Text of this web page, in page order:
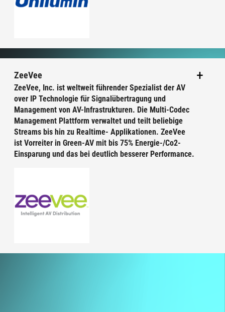
ZeeVee
ZeeVee, Inc. ist weltweit führender Spezialist der AV
over IP Technologie für Signalübertragung und
Management von AV-Infrastrukturen. Die Multi-Codec
Management Plattform verwaltet und teilt beliebige
Streams bis hin zu Realtime- Applikationen. ZeeVee
ist Vorreiter in Green-AV mit bis 75% Energie-/Co2-
Einsparung und das bei deutlich besserer Performance.